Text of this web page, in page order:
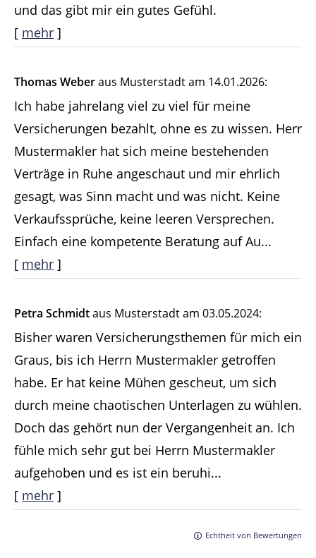
und das gibt mir ein gutes Gefühl.
[ mehr ]
Thomas Weberaus Musterstadtam 14.01.2026:
Ich habe jahrelang viel zu viel für meine
Versicherungen bezahlt, ohne es zu wissen. Herr
Mustermakler hat sich meine bestehenden
Verträge in Ruhe angeschaut und mir ehrlich
gesagt, was Sinn macht und was nicht. Keine
Verkaufssprüche, keine leeren Versprechen.
Einfach eine kompetente Beratung auf Au...
[ mehr ]
Petra Schmidtaus Musterstadtam 03.05.2024:
Bisher waren Versicherungsthemen für mich ein
Graus, bis ich Herrn Mustermakler getroffen
habe. Er hat keine Mühen gescheut, um sich
durch meine chaotischen Unterlagen zu wühlen.
Doch das gehört nun der Vergangenheit an. Ich
fühle mich sehr gut bei Herrn Mustermakler
aufgehoben und es ist ein beruhi...
[ mehr ]
Echtheit von Bewertungen